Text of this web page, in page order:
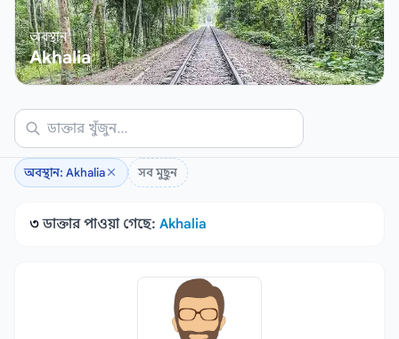
অবস্থান
Akhalia
অবস্থান: Akhalia সব মুছুন
৩ডাক্তার পাওয়া গেছে: Akhalia